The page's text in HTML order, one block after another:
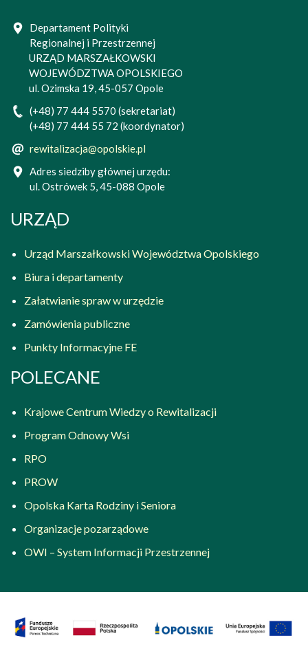
Departament Polityki
Regionalnej i Przestrzennej
URZĄD MARSZAŁKOWSKI
WOJEWÓDZTWA OPOLSKIEGO
ul. Ozimska 19, 45-057 Opole
(+48) 77 444 5570 (sekretariat)
(+48) 77 444 55 72 (koordynator)
rewitalizacja@opolskie.pl
Adres siedziby głównej urzędu:
ul. Ostrówek 5, 45-088 Opole
URZĄD
Urząd Marszałkowski Województwa Opolskiego
Biura i departamenty
Załatwianie spraw w urzędzie
Zamówienia publiczne
Punkty Informacyjne FE
POLECANE
Krajowe Centrum Wiedzy o Rewitalizacji
Program Odnowy Wsi
RPO
PROW
Opolska Karta Rodziny i Seniora
Organizacje pozarządowe
OWI – System Informacji Przestrzennej